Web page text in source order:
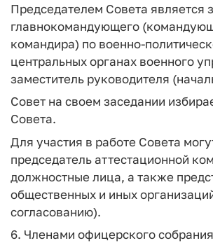
Председателем Совета является
главнокомандующего
командира) по военно-
центральных органах военного
заместитель руководителя
Совет на своем заседании
Совета.
Для участия в работе Совета
председатель аттестационной
должностные лица, а также
общественных и иных
согласованию).
6. Членами офицерского